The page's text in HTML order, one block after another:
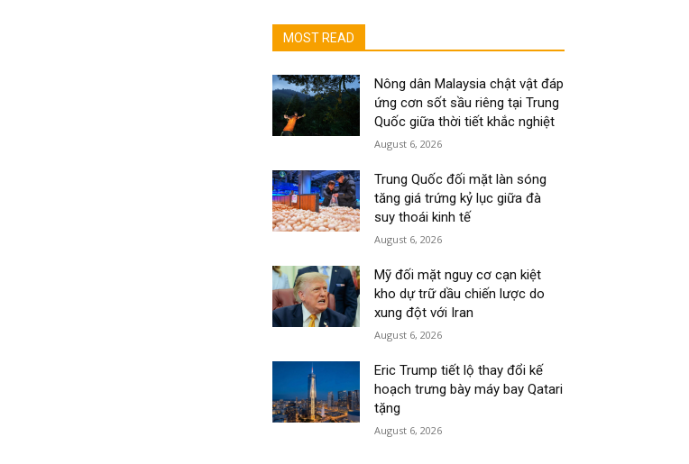
MOST READ
Nông dân Malaysia chật vật đáp
ứng cơn sốt sầu riêng tại Trung
Quốc giữa thời tiết khắc nghiệt
August 6, 2026
Trung Quốc đối mặt làn sóng
tăng giá trứng kỷ lục giữa đà
suy thoái kinh tế
August 6, 2026
Mỹ đối mặt nguy cơ cạn kiệt
kho dự trữ dầu chiến lược do
xung đột với Iran
August 6, 2026
Eric Trump tiết lộ thay đổi kế
hoạch trưng bày máy bay Qatari
tặng
August 6, 2026